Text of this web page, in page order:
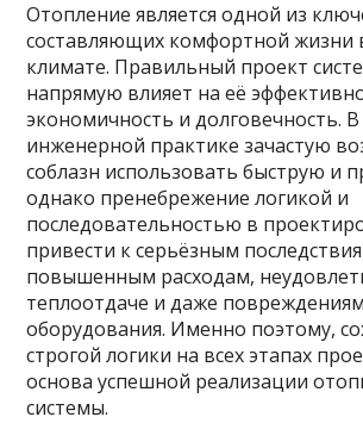
Отопление является одной из
составляющих комфортной жизни
климате. Правильный проект
напрямую влияет на её
экономичность и долговечность.
инженерной практике зачастую
соблазн использовать быструю и
однако пренебрежение логикой и
последовательностью в
привести к серьёзным
повышенным расходам,
теплоотдаче и даже повреждениям
оборудования. Именно поэтому,
строгой логики на всех этапах
основа успешной реализации
системы.